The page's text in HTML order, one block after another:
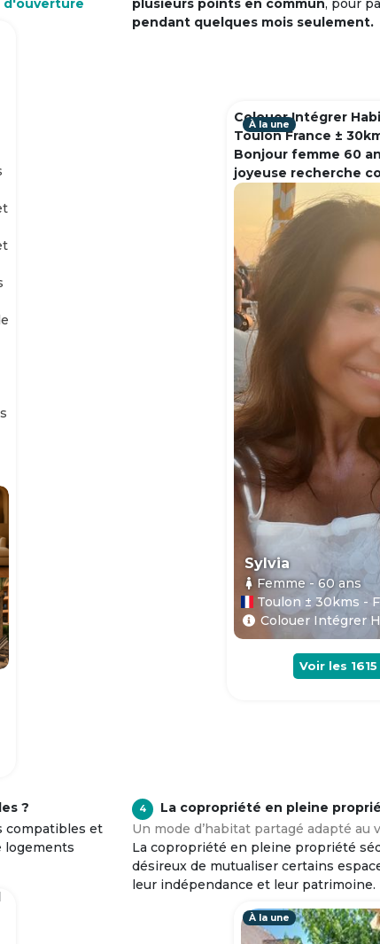
d'ouverture
plusieurs points en commun, pour
pendant quelques mois seulement.
Colouer Intégrer
Toulon France ±
Bonjour femme 60
joyeuse recherche
À la une
Sylvia
Femme - 60ans
Toulon ± 30kms -
Colouer Intégrer
Voir les 1615
?
compatibles et
logements
4
La copropriété en pleine
Un mode d’habitat partagé adapté au
La copropriété en pleine propriété
désireux de mutualiser certains
leur indépendance et leur patrimoine.
À la une